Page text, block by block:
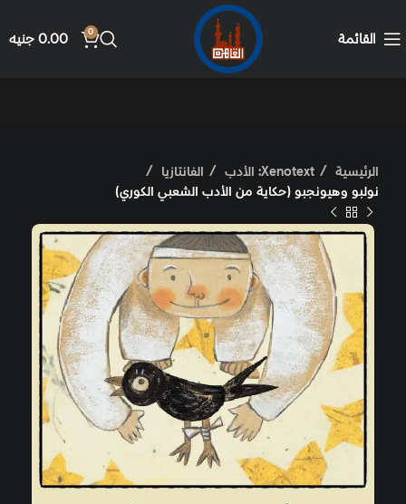
القائمة 0
0.00 جنيه
الرئيسية Xenotext: الأدب
الفانتازيا
نولبو وهيونجبو (حكاية من الأدب الشعبي الكوري)